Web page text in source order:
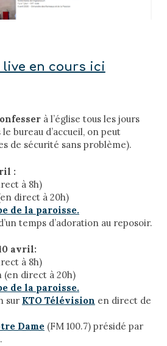
live en cours ici
à l’église tous les jours
bureau d’accueil, on peut
de sécurité sans problème).
:
à 8h)
direct à 20h)
de la paroisse.
temps d’adoration au reposoir.
avril:
à 8h)
(en direct à 20h)
de la paroisse.
sur KTO Télévision en direct de
Dame (FM 100.7) présidé par